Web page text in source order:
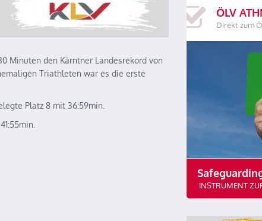
Minuten den Kärntner Landesrekord von
Triathleten war es die erste
Platz 8 mit 36:59min.
ÖLV
Direkt zum
INSTRUMENT